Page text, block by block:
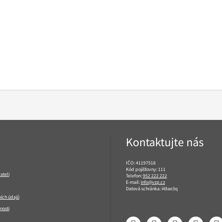
údajů
Kontaktujte nás
IČO: 41197518
Kód pojišťovny: 111
Telefon:952 222 222
E-mail:info@vzp.cz
Datová schránka: i48ae3q
FacebookLinkedIn YouTube Instagram